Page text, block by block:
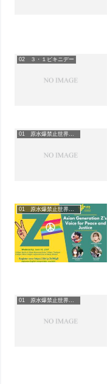
02 ３・１ビキニデー
01 原水爆禁止世界大会
01 原水爆禁止世界大会
01 原水爆禁止世界大会